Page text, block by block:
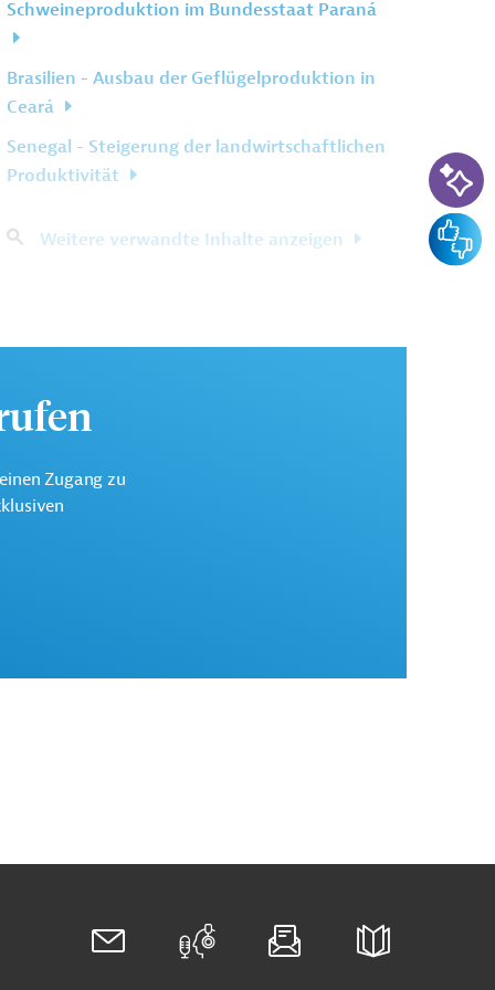
Schweineproduktion im Bundesstaat Paraná
Brasilien - Ausbau der Geflügelproduktion in
Ceará
Senegal - Steigerung der landwirtschaftlichen
Produktivität
Weitere verwandte Inhalte anzeigen
Zugang zu
KI-